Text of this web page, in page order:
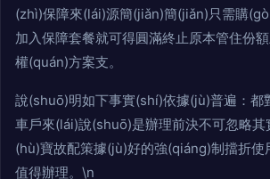
(zhì)保障來(lái)源簡(jiǎn)簡(jiǎn)只需購
加入保障套餐就可得圓滿終止原本管住份
權(quán)方案支。
說(shuō)明如下事實(shí)依據(jù)普遍：都
車戶來(lái)說(shuō)是辦理前決不可忽略
(hù)寶故配策據(jù)好的強(qiáng)制擋折
值得辦理。\n